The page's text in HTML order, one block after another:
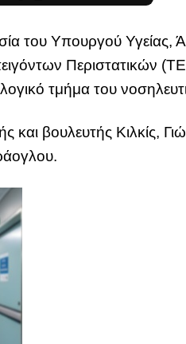
του Υπουργού Υγείας,
Περιστατικών
τμήμα του
βουλευτής Κιλκίς,